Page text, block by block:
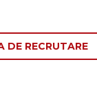
DE RECRUTARE